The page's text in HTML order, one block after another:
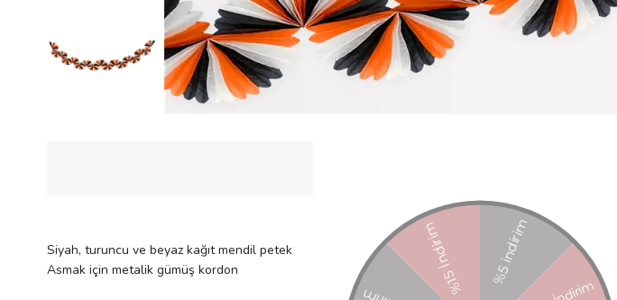
Siyah, turuncu ve beyaz kağıt mendil petek
Asmak için metalik gümüş kordon